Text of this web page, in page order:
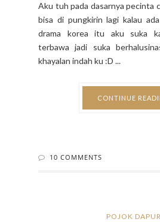
Aku tuh pada dasarnya pecinta
bisa di pungkirin lagi kalau
drama korea itu aku suka
terbawa jadi suka
khayalan indah ku :D ...
CONTINUE
10 COMMENTS
POJOK DAPUR